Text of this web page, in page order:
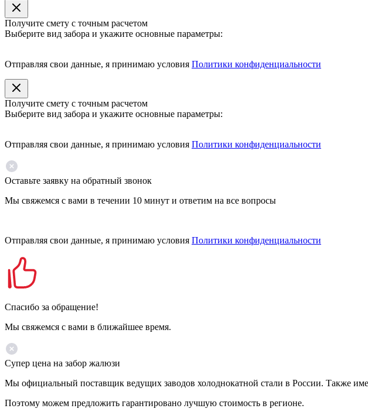
Получите смету с точным расчетом
Выберите вид забора и укажите основные параметры:
Отправляя свои данные, я принимаю условия Политики конфиденциальности
Получите смету с точным расчетом
Выберите вид забора и укажите основные параметры:
Отправляя свои данные, я принимаю условия Политики конфиденциальности
Оставьте заявку на обратный звонок
Мы свяжемся с вами в течении 10 минут и ответим на все вопросы
Отправляя свои данные, я принимаю условия Политики конфиденциальности
Спасибо за обращение!
Мы свяжемся с вами в ближайшее время.
Супер цена на забор жалюзи
Мы официальный поставщик ведущих заводов холоднокатной стали в России. Также
Поэтому можем предложить гарантировано лучшую стоимость в регионе.